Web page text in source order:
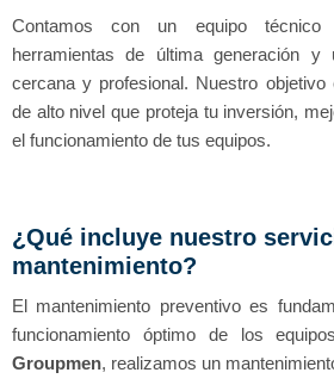
Contamos con un equipo técnico
herramientas de última generación y
cercana y profesional. Nuestro
de alto nivel que proteja tu inversión,
el funcionamiento de tus equipos.
¿Qué incluye nuestro
mantenimiento?
El mantenimiento preventivo es
funcionamiento óptimo de los
Groupmen, realizamos un